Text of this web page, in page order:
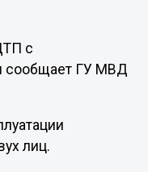
с
сообщает ГУ МВД
лиц.